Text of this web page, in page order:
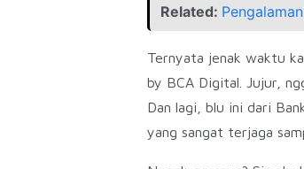
Related:
Ternyata jenak waktu
by BCA Digital. Jujur,
Dan lagi, blu ini dari
yang sangat terjaga